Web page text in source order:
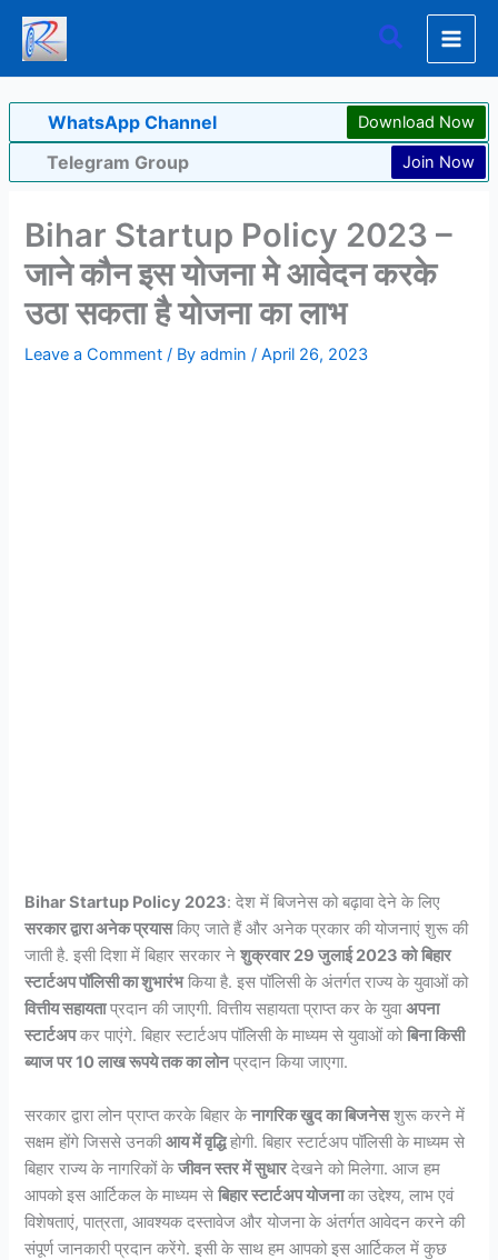
Skip
content
Search
WhatsApp Channel Download Now
Telegram Group Join Now
Bihar Startup Policy 2023 –
जाने कौन इस योजना मे आवेदन करके
उठा सकता है योजना का लाभ
Leave a Comment / Byadmin/April 26, 2023
Bihar Startup Policy 2023: देश में बिजनेस को बढ़ावा देने के लिए
सरकार द्वारा अनेक प्रयासकिए जाते हैं और अनेक प्रकार की योजनाएं शुरू की
जाती है. इसी दिशा में बिहार सरकार नेशुक्रवार 29 जुलाई 2023 को बिहार
स्टार्टअप पॉलिसी का शुभारंभकिया है. इस पॉलिसी के अंतर्गत राज्य के युवाओं को
वित्तीय सहायताप्रदान की जाएगी. वित्तीय सहायता प्राप्त कर के युवाअपना
स्टार्टअपकर पाएंगे. बिहार स्टार्टअप पॉलिसी के माध्यम से युवाओं कोबिना किसी
ब्याज पर 10 लाख रूपये तक का लोनप्रदान किया जाएगा.
सरकार द्वारा लोन प्राप्त करके बिहार केनागरिक खुद का बिजनेसशुरू करने में
सक्षम होंगे जिससे उनकीआय में वृद्धिहोगी. बिहार स्टार्टअप पॉलिसी के माध्यम से
बिहार राज्य के नागरिकों केजीवन स्तर में सुधारदेखने को मिलेगा. आज हम
आपको इस आर्टिकल के माध्यम सेबिहार स्टार्टअप योजनाका उद्देश्य, लाभ एवं
विशेषताएं, पात्रता, आवश्यक दस्तावेज और योजना के अंतर्गत आवेदन करने की
संपूर्ण जानकारी प्रदान करेंगे. इसी के साथ हम आपको इस आर्टिकल में कुछ